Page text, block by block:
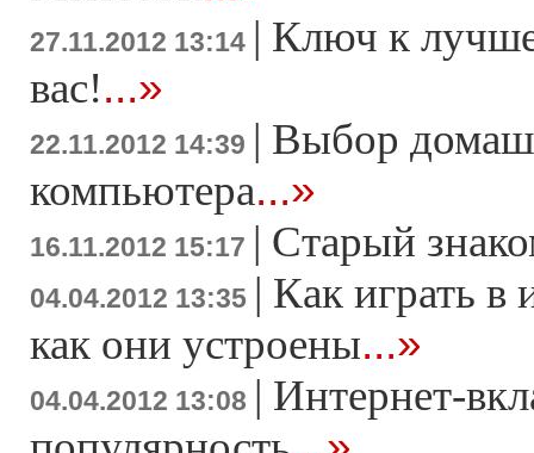
27.11.2012 13:14 | Ключ к
вас!...»
22.11.2012 14:39 | Выбор
компьютера...»
16.11.2012 15:17 | Старый
04.04.2012 13:35 | Как играть в
как они устроены...»
04.04.2012 13:08 | Интернет-